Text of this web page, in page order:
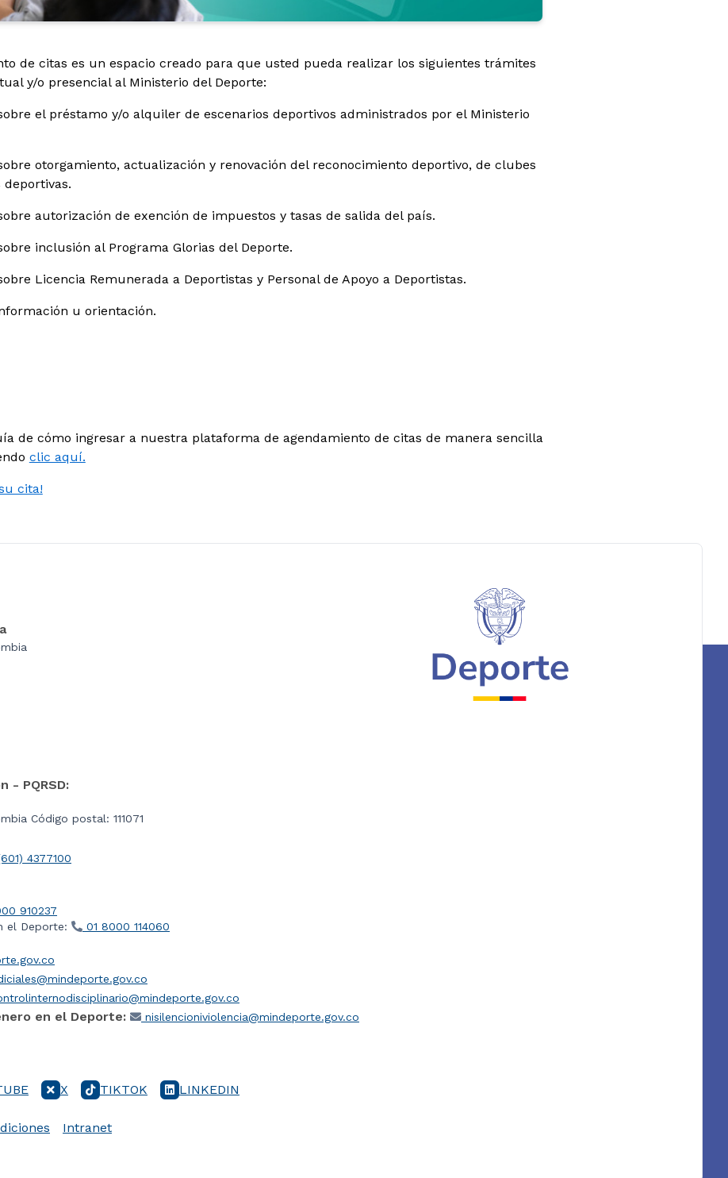
de citas es un espacio creado para que usted pueda realizar los siguientes trámites
y/o presencial al Ministerio del Deporte:
el préstamo y/o alquiler de escenarios deportivos administrados por el Ministerio
otorgamiento, actualización y renovación del reconocimiento deportivo, de clubes
deportivas.
autorización de exención de impuestos y tasas de salida del país.
inclusión al Programa Glorias del Deporte.
Licencia Remunerada a Deportistas y Personal de Apoyo a Deportistas.
u orientación.
de cómo ingresar a nuestra plataforma de agendamiento de citas de manera sencilla
clic aquí.
cita!
- PQRSD:
Código postal: 111071
4377100
910237
el Deporte:
01 8000 114060
en el Deporte: nisilencioniviolencia@mindeporte.gov.co
X TIKTOK LINKEDIN
Intranet